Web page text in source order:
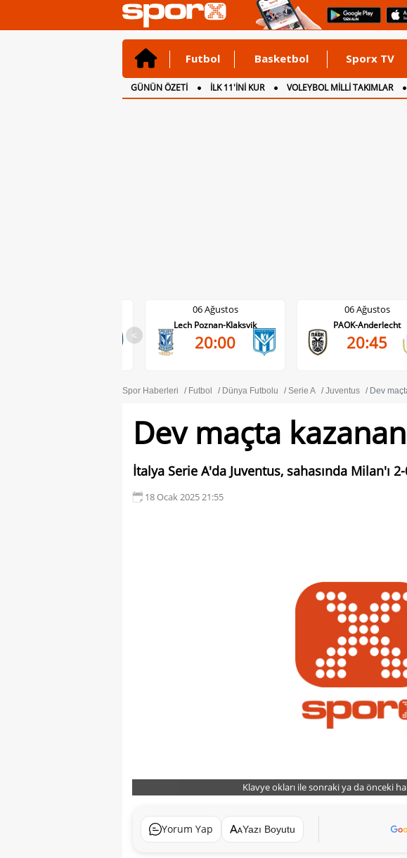
Futbol Basketbol Sporx TV
GÜNÜN ÖZETİ İLK 11'İNİ KUR VOLEYBOL MİLLİ TAKIMLAR
CANLI ANLATIM
İNGİLTERE
<
06 Ağustos
PAOK-Anderlecht
20:45
06
Benfica-Heart of
Spor Haberleri Futbol Dünya Futbolu Serie A Juventus Dev
Dev maçta
İtalya Serie A'da Juventus, sahasında Milan'ı
18 Ocak 2025 21:55
Klavye okları ile sonraki ya da önceki
Yorum Yap Yazı Boyutu